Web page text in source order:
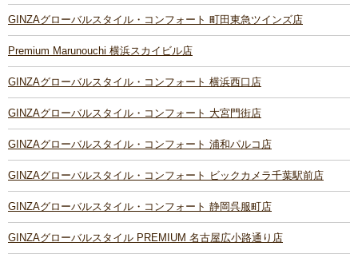
GINZAグローバルスタイル・コンフォート 町田東急ツインズ店
Premium Marunouchi 横浜スカイビル店
GINZAグローバルスタイル・コンフォート 横浜西口店
GINZAグローバルスタイル・コンフォート 大宮門街店
GINZAグローバルスタイル・コンフォート 浦和パルコ店
GINZAグローバルスタイル・コンフォート ビックカメラ千葉駅前店
GINZAグローバルスタイル・コンフォート 静岡呉服町店
GINZAグローバルスタイル PREMIUM 名古屋広小路通り店